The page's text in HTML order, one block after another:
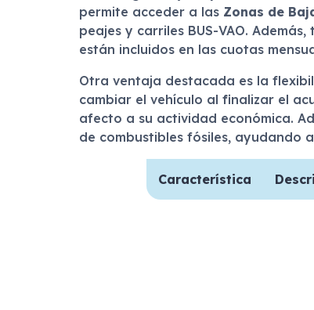
permite acceder a las Zonas de
peajes y carriles BUS-VAO.
están incluidos en las cuotas
Otra ventaja destacada es la
cambiar el vehículo al finalizar el
afecto a su actividad económica.
de combustibles fósiles, ayudando
Característica